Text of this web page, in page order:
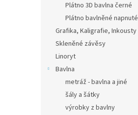
Plátno 3D bavlna černé
Plátno bavlněné napnuté
Grafika, Kaligrafie, Inkousty
Skleněné závěsy
Linoryt
Bavlna
metráž - bavlna a jiné
šály a šátky
výrobky z bavlny